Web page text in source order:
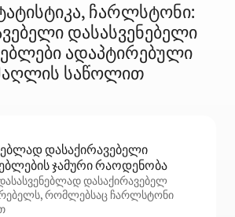
ჩარლსტონი:
დასასვენებელი
ადაპტირებული
საწოლით
დასაქირავებელი
ჯამური რაოდენობა
დასაქირავებელ
რომლებსაც ჩარლსტონი